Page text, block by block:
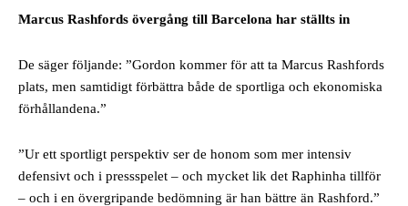
Marcus Rashfords övergång till Barcelona har ställts in
De säger följande: ”Gordon kommer för att ta Marcus Rashfords
plats, men samtidigt förbättra både de sportliga och ekonomiska
förhållandena.”
”Ur ett sportligt perspektiv ser de honom som mer intensiv
defensivt och i pressspelet – och mycket lik det Raphinha tillför
– och i en övergripande bedömning är han bättre än Rashford.”